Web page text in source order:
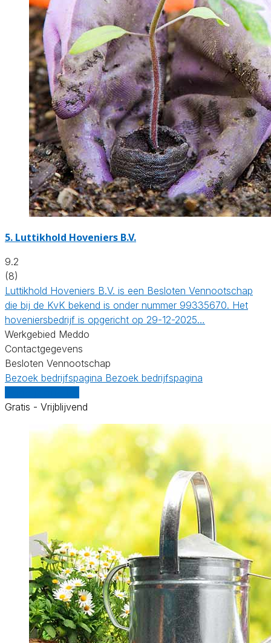
5. Luttikhold Hoveniers B.V.
9.2
(8)
Luttikhold Hoveniers B.V. is een Besloten Vennootschap
die bij de KvK bekend is onder nummer 99335670. Het
hoveniersbedrijf is opgericht op 29-12-2025…
Werkgebied Meddo
Contactgegevens
Besloten Vennootschap
Bezoek bedrijfspagina Bezoek bedrijfspagina
Gratis - Vrijblijvend